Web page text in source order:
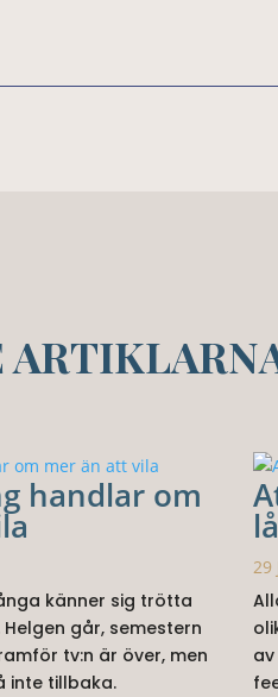
handlar om
känner sig trötta
går, semestern
tv:n är över, men
inte tillbaka.
29